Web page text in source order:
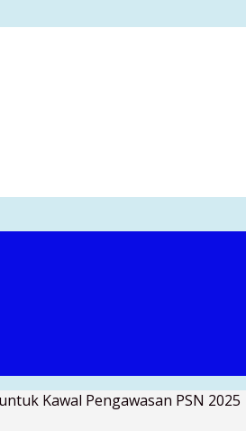
Kawal Pengawasan PSN 2025